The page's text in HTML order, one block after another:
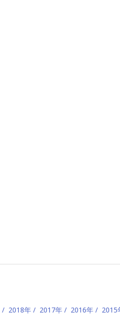
2018年 2017年 2016年 2015